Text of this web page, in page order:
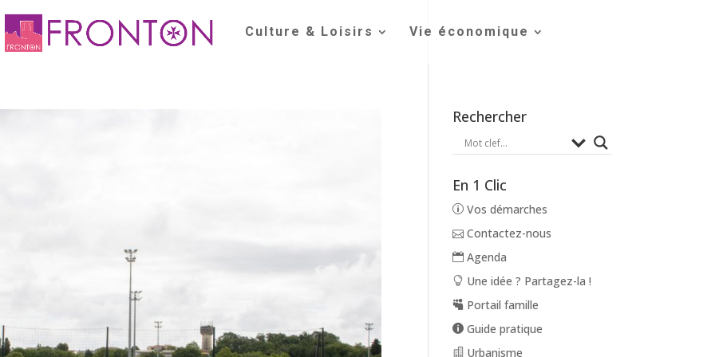
Culture & Loisirs Vie économique
Rechercher
En 1 Clic
Vos démarches
Contactez-nous
Agenda
Une idée ? Partagez-la !
Portail famille
Guide pratique
Urbanisme